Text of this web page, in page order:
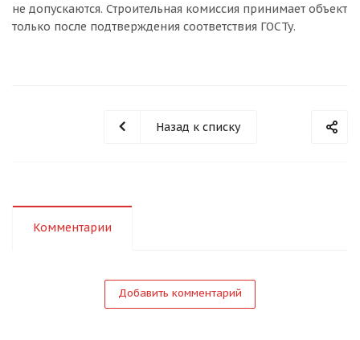
не допускаются. Строительная комиссия принимает объект
только после подтверждения соответствия ГОСТу.
Назад к списку
Комментарии
Добавить комментарий